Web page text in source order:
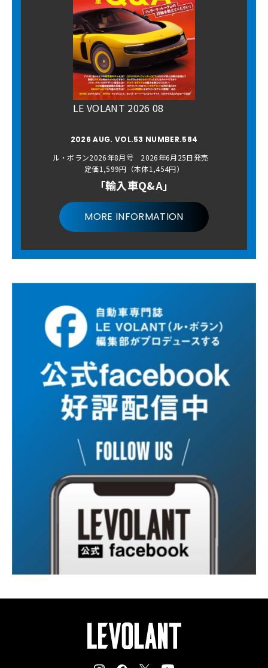
LE VOLANT 2026 08
2026 AUG. VOL.53 NUMBER.584
ル・ボラン2026年8月号 2026年6月25日発売
定価1,599円（本体1,454円）
「輸入車Q&A」
MORE INFORMATION